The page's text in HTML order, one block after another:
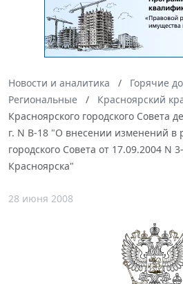
Новости и аналитика
Горячие
Региональные
Красноярский
Красноярского городского Совета
г. N В-18 "О внесении изменений в
городского Совета от 17.09.2004 N
Красноярска"
28 июня 2008